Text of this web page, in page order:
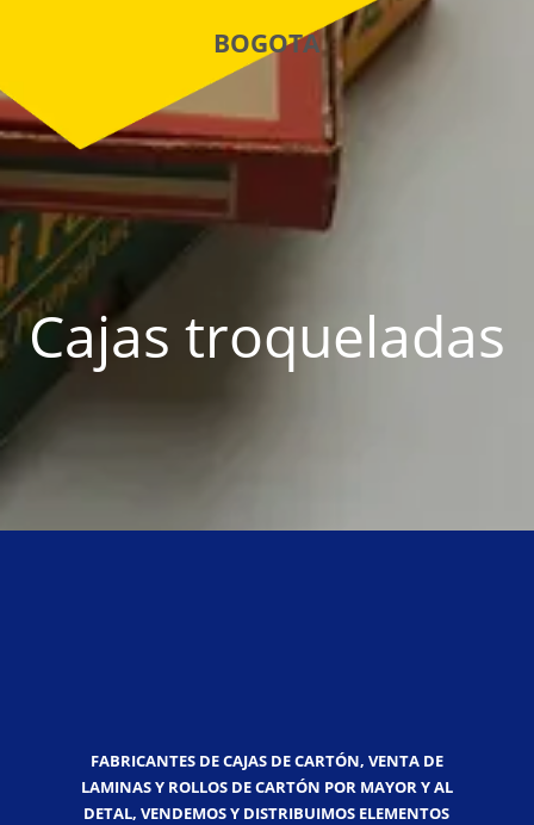
BOGOTA
Cajas troqueladas
FABRICANTES DE CAJAS DE CARTÓN, VENTA DE
LAMINAS Y ROLLOS DE CARTÓN POR MAYOR Y AL
DETAL, VENDEMOS Y DISTRIBUIMOS ELEMENTOS